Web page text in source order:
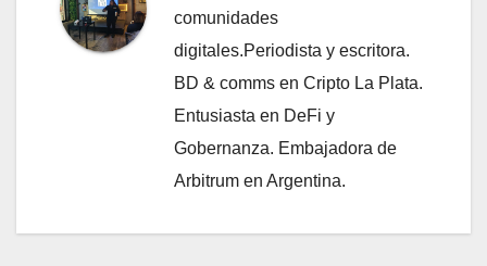
comunidades
digitales.Periodista y escritora.
BD & comms en Cripto La Plata.
Entusiasta en DeFi y
Gobernanza. Embajadora de
Arbitrum en Argentina.